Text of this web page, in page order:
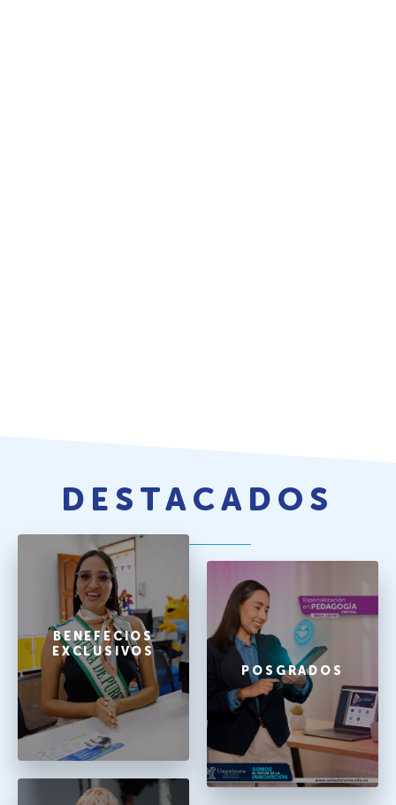
DESTACADOS
BENEFECIOS
EXCLUSIVOS
POSGRADOS